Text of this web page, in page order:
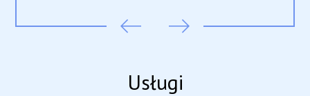
Usługi